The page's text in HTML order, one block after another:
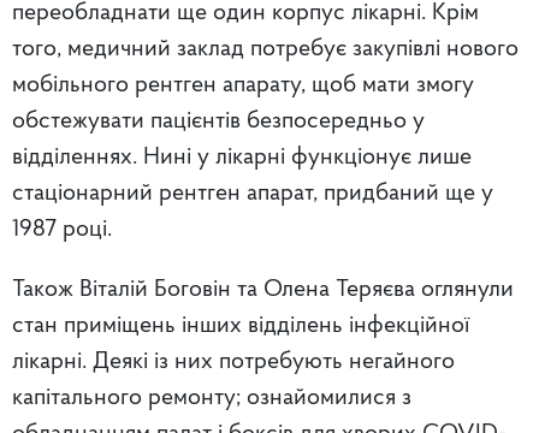
переобладнати ще один корпус лікарні. Крім
того, медичний заклад потребує закупівлі нового
мобільного рентген апарату, щоб мати змогу
обстежувати пацієнтів безпосередньо у
відділеннях. Нині у лікарні функціонує лише
стаціонарний рентген апарат, придбаний ще у
1987 році.
Також Віталій Боговін та Олена Теряєва оглянули
стан приміщень інших відділень інфекційної
лікарні. Деякі із них потребують негайного
капітального ремонту; ознайомилися з